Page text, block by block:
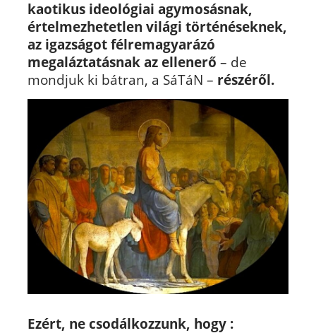
kaotikus ideológiai agymosásnak,
értelmezhetetlen világi történéseknek,
az igazságot félremagyarázó
megaláztatásnak az ellenerő – de
mondjuk ki bátran, a SáTáN – részéről.
Ezért, ne csodálkozzunk, hogy :